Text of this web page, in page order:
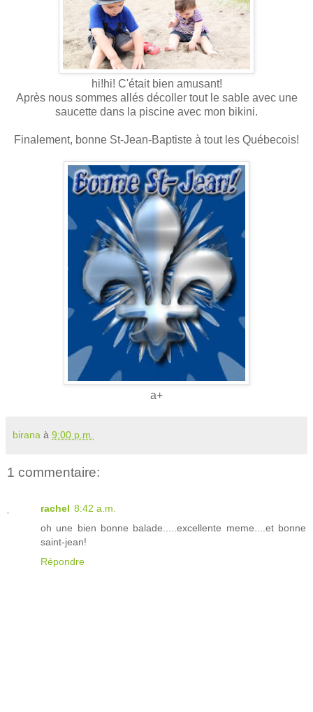
hi!hi! C'était bien amusant!
Après nous sommes allés décoller tout le sable avec une
saucette dans la piscine avec mon bikini.
Finalement, bonne St-Jean-Baptiste à tout les Québecois!
a+
birana à 9:00 p.m.
1 commentaire:
rachel 8:42 a.m.
oh une bien bonne balade.....excellente meme....et bonne
saint-jean!
Répondre